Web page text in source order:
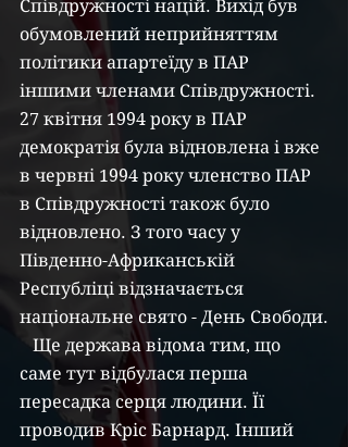
Співдружності націй. Вихід був
обумовлений неприйняттям
політики апартеїду в ПАР
іншими членами Співдружності.
27 квітня 1994 року в ПАР
демократія була відновлена і вже
в червні 1994 року членство ПАР
в Співдружності також було
відновлено. З того часу у
Південно-Африканській
Республіці відзначається
національне свято - День Свободи.
   Ще держава відома тим, що
саме тут відбулася перша
пересадка серця людини. Її
проводив Кріс Барнард. Інший